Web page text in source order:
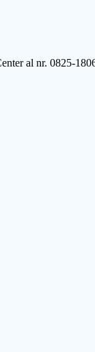
al nr. 0825-